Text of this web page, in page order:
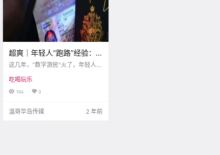
超爽｜年轻人“跑路”经验：
挣加拿大的钱，在海外生
这几年，“数字游民”火了，年轻人们
活，自由旅居在世界的任何角落，
只要有网络，就可以远程完成自己
自由，而且更.
吃喝玩乐
184 0
温哥华岛传媒 2 年前